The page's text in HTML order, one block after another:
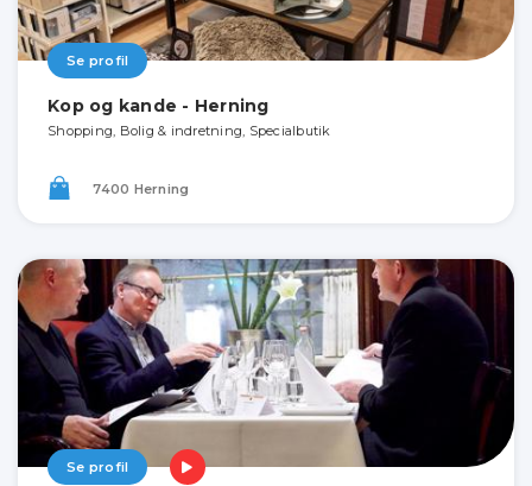
Se profil
Kop og kande - Herning
Shopping, Bolig & indretning, Specialbutik
7400 Herning
Se profil